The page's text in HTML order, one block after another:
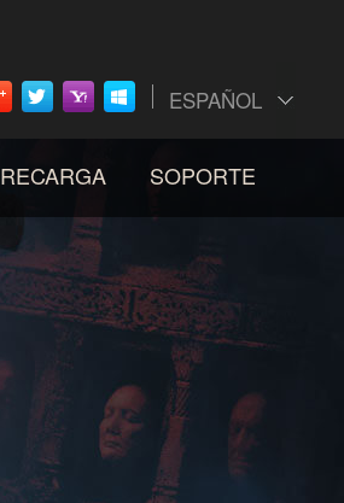
ESPAÑOL
RECARGA SOPORTE